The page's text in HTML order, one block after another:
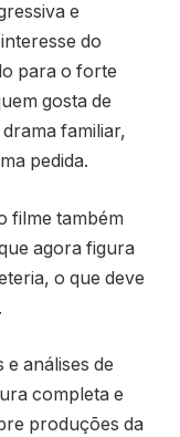
e
do
para o forte
gosta de
familiar,
pedida.
filme também
agora figura
o que deve
análises de
completa e
produções da